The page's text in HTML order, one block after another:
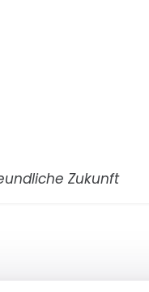
Zukunft